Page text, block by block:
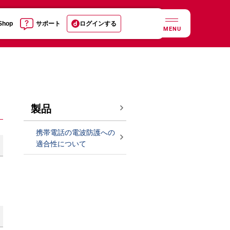
サポート ログインする
MENU
製品
携帯電話の電波防護への
適合性について